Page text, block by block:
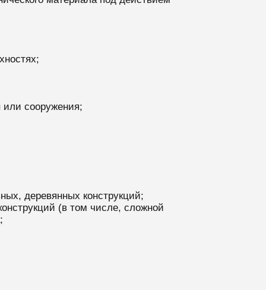
или сооружения;
деревянных конструкций;
(в том числе, сложной